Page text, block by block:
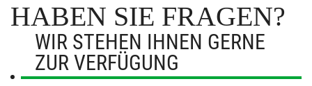
HABEN SIE FRAGEN?
WIR STEHEN IHNEN GERNE
ZUR VERFÜGUNG